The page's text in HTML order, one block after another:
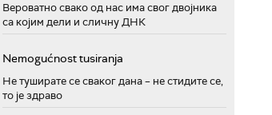
Вероватно свако од нас има свог двојника
са којим дели и сличну ДНК
Nemogućnost tusiranja
Не туширате се сваког дана – не стидите се,
то је здраво